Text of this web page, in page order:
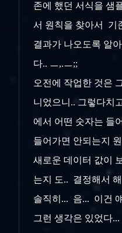
존에 했던 서식을 샘
서 원칙을 찾아서 기
결과가 나오도록 알
다.. ㅡ,.ㅡ;;
오전에 작업한 것은
니었으니.. 그렇다치
에서 어떤 숫자는 들
들어가면 안되는지
새로운 데이터 값이
는지 도.. 결정해서
솔직히... 음... 이건
그런 생각은 있었다...